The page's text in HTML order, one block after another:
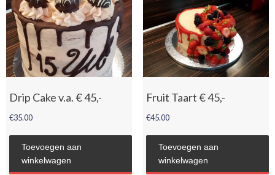
Drip Cake v.a. € 45,-
€35.00
Toevoegen aan
winkelwagen
Fruit Taart € 45,-
€45.00
Toevoegen aan
winkelwagen